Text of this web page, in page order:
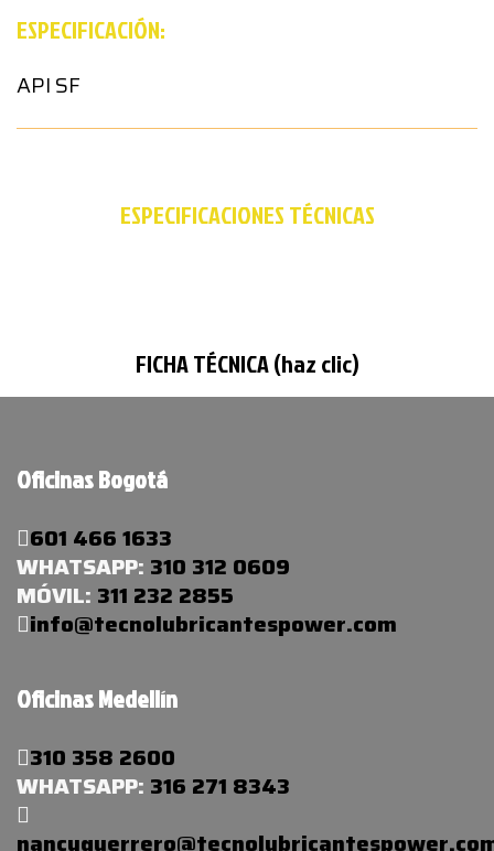
ESPECIFICACIÓN:
API SF
ESPECIFICACIONES TÉCNICAS
FICHA TÉCNICA (haz clic)
Oficinas Bogotá
601 466 1633
WHATSAPP: 310 312 0609
MÓVIL: 311 232 2855
info@tecnolubricantespower.com
Oficinas Medellín
310 358 2600
WHATSAPP: 316 271 8343